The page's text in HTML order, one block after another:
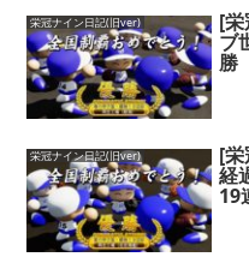
栄冠ナイン日記(旧ver) [
ブ
勝
栄冠ナイン日記(旧ver) [
経
19